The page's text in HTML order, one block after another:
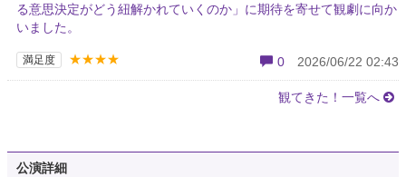
る意思決定がどう紐解かれていくのか」に期待を寄せて観劇に向か
いました。
満足度 ★★★★ 0 2026/06/22 02:43
観てきた！一覧へ
公演詳細